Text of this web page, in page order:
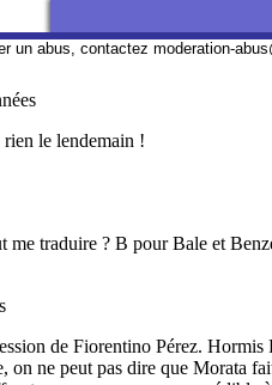
un abus, contactez moderation-